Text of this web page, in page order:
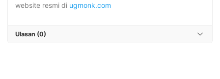
website resmi di ugmonk.com
Ulasan (0)